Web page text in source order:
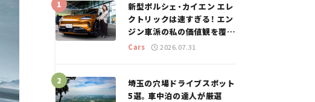
新型ポルシェ・カイエン エレ
クトリックは速すぎる！ エン
ジン車派の私の価値観を覆し
た、新しいポルシェの走り。
Cars 2026.07.31
埼玉の穴場ドライブスポット
5選。車中泊の達人が厳選